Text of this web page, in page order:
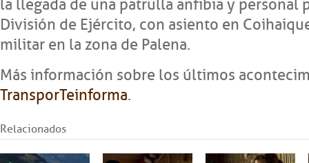
la llegada de una patrulla anfibia y personal
División de Ejército, con asiento en
militar en la zona de Palena.
Más información sobre los últimos
TransporTeinforma.
Relacionados